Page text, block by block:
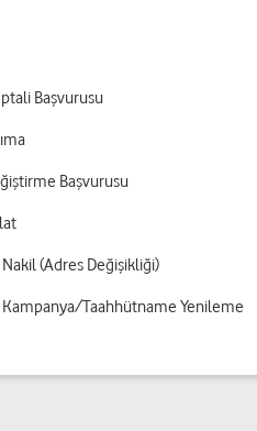
Başvurusu
Başvurusu
(Adres Değişikliği)
Taahhütname Yenileme